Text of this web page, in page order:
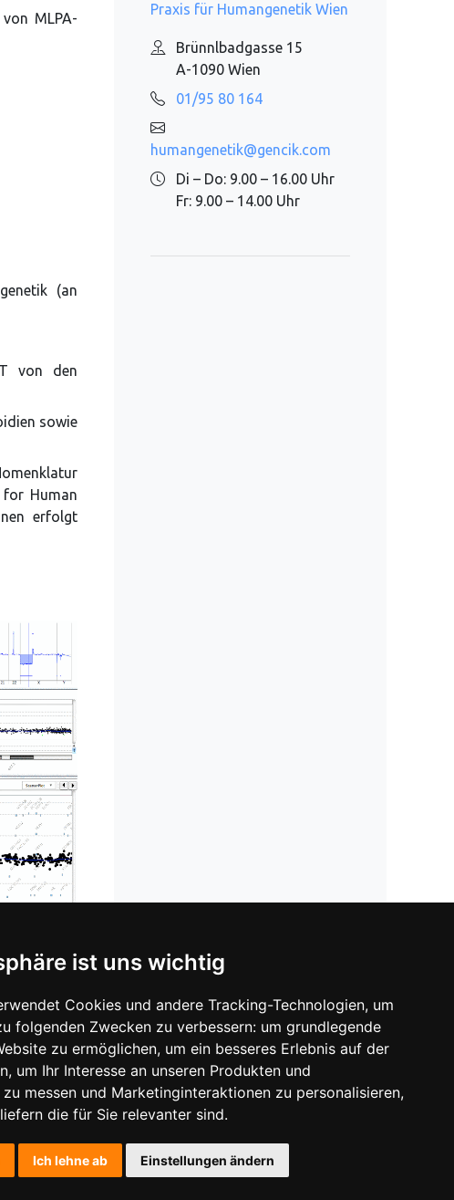
ist uns wichtig
Cookies und andere Tracking-Technologien, um
folgenden Zwecken zu verbessern: um grundlegende
zu ermöglichen, um ein besseres Erlebnis auf der
, um Ihr Interesse an unseren Produkten und
messen und Marketinginteraktionen zu personalisieren,
die für Sie relevanter sind.
Ich lehne ab Einstellungen ändern
MLPA-
(an
von den
sowie
for Human
erfolgt
von
Praxis für Humangenetik Wien
Brünnlbadgasse 15
A-1090 Wien
01/95 80 164
humangenetik@gencik.com
Di – Do: 9.00 – 16.00 Uhr
Fr: 9.00 – 14.00 Uhr
humangenetik@gencik.com ·
01 95 80 164
Datenschutz